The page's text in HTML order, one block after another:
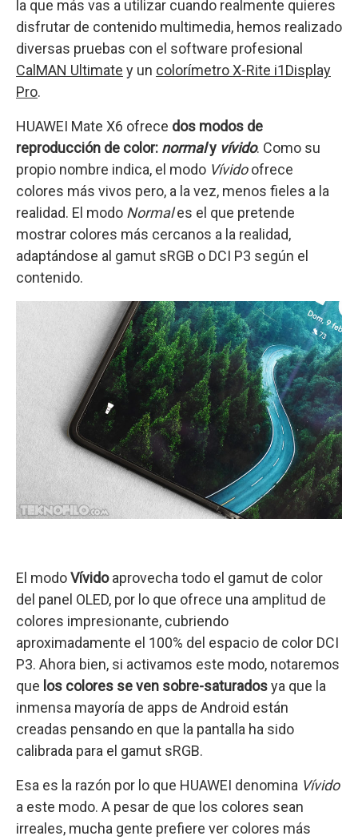
la que más vas a utilizar cuando realmente quieres
disfrutar de contenido multimedia, hemos realizado
diversas pruebas con el software profesional
CalMAN Ultimate y un colorímetro X-Rite i1Display
Pro.
HUAWEI Mate X6 ofrece dos modos de
reproducción de color: normaly vívido. Como su
propio nombre indica, el modo Vívidoofrece
colores más vivos pero, a la vez, menos fieles a la
realidad. El modo Normales el que pretende
mostrar colores más cercanos a la realidad,
adaptándose al gamut sRGB o DCI P3 según el
contenido.
El modoVívidoaprovecha todo el gamut de color
del panel OLED, por lo que ofrece una amplitud de
colores impresionante, cubriendo
aproximadamente el 100% del espacio de color DCI
P3. Ahora bien, si activamos este modo, notaremos
que los colores se ven sobre-saturadosya que la
inmensa mayoría de apps de Android están
creadas pensando en que la pantalla ha sido
calibrada para el gamut sRGB.
Esa es la razón por lo que HUAWEI denomina Vívido
a este modo. A pesar de que los colores sean
irreales, mucha gente prefiere ver colores más